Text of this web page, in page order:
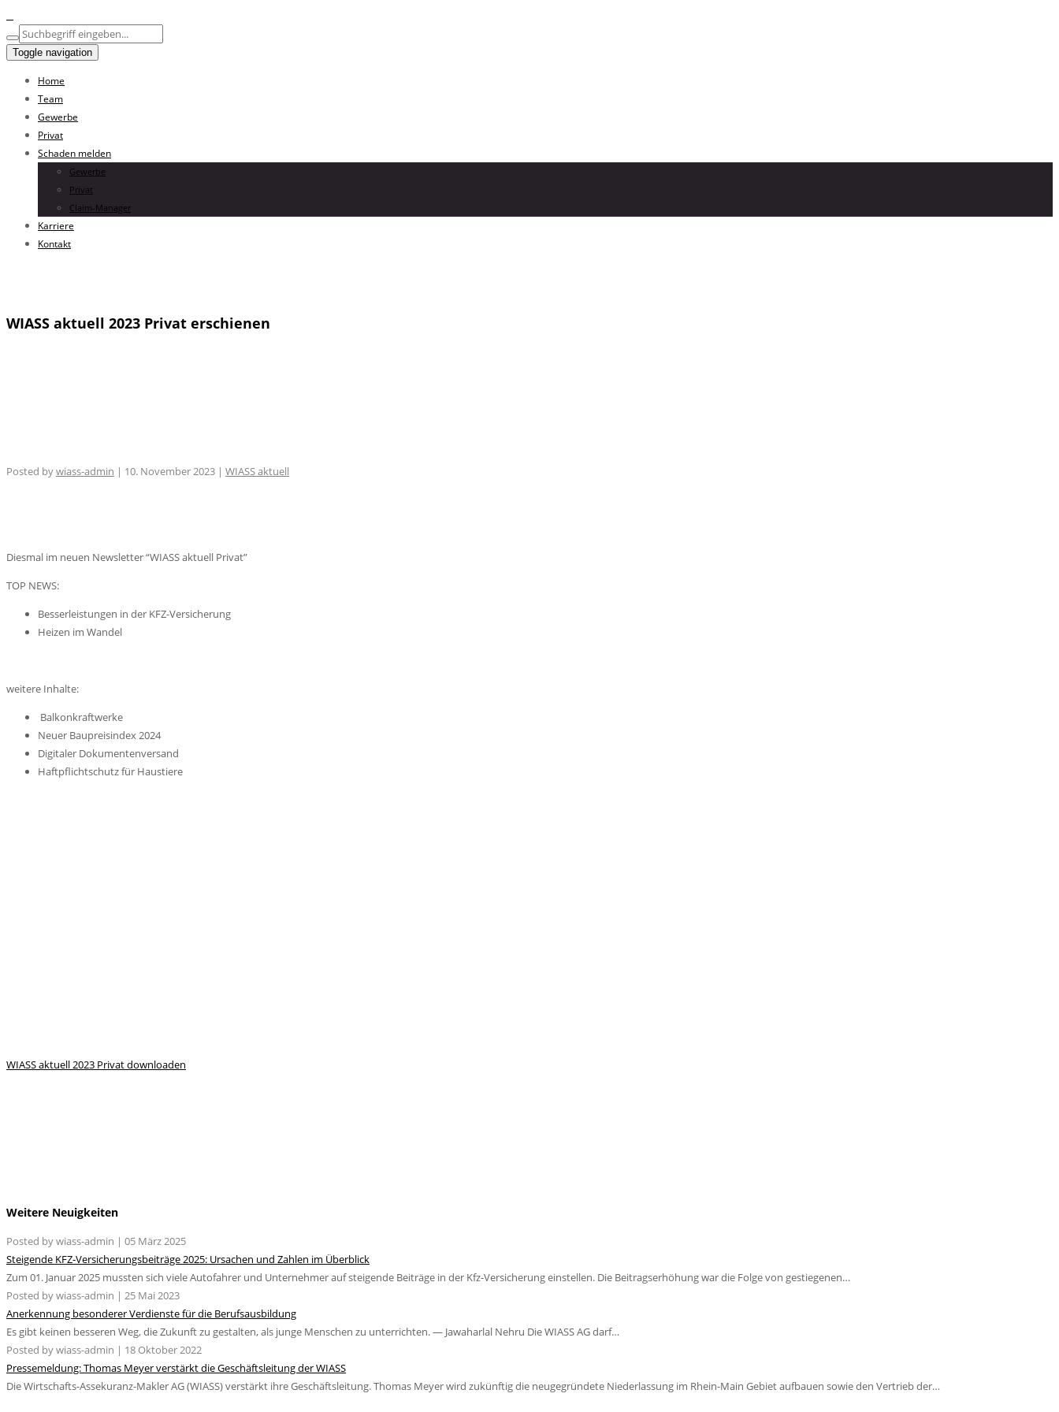
Toggle navigation
Home
Team
Gewerbe
Privat
Schaden melden
Gewerbe
Privat
Claim-Manager
Karriere
Kontakt
WIASS aktuell 2023 Privat erschienen
Posted bywiass-admin | 10. November 2023 | WIASS aktuell
Diesmal im neuen Newsletter “WIASS aktuell Privat”
TOP NEWS:
Besserleistungen in der KFZ-Versicherung
Heizen im Wandel
weitere Inhalte:
Balkonkraftwerke
Neuer Baupreisindex 2024
Digitaler Dokumentenversand
Haftpflichtschutz für Haustiere
WIASS aktuell 2023 Privat downloaden
Weitere Neuigkeiten
Posted by wiass-admin | 05 März 2025
Steigende KFZ-Versicherungsbeiträge 2025: Ursachen und Zahlen im Überblick
Zum 01. Januar 2025 mussten sich viele Autofahrer und Unternehmer auf steigende Beiträge in der Kfz-Versicherung einstellen. Die Beitragserhöhung war die Folge von gestiegenen…
Posted by wiass-admin | 25 Mai 2023
Anerkennung besonderer Verdienste für die Berufsausbildung
Es gibt keinen besseren Weg, die Zukunft zu gestalten, als junge Menschen zu unterrichten. — Jawaharlal Nehru Die WIASS AG darf…
Posted by wiass-admin | 18 Oktober 2022
Pressemeldung: Thomas Meyer verstärkt die Geschäftsleitung der WIASS
Die Wirtschafts-Assekuranz-Makler AG (WIASS) verstärkt ihre Geschäftsleitung. Thomas Meyer wird zukünftig die neugegründete Niederlassung im Rhein-Main Gebiet aufbauen sowie den Vertrieb der…